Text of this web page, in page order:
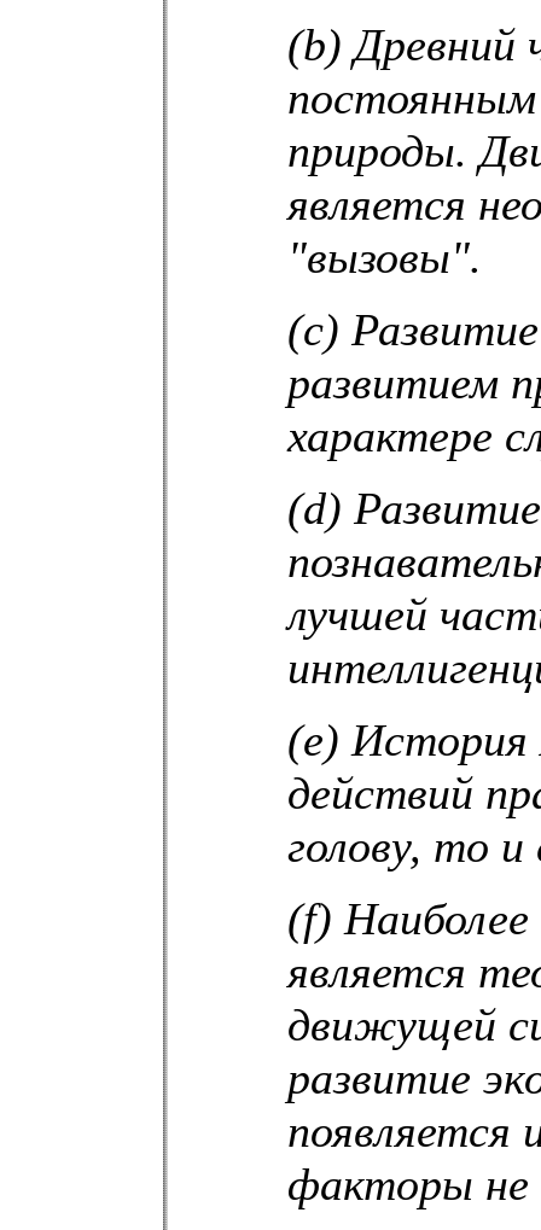
(b) Древний
природы.
является
"вызовы".
(c)
развитием
характере
(d)
лучшей
(e) История
действий
голову, то и
(f)
является
движущей
развитие
появляется
факторы не